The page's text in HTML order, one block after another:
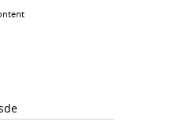
E LEITE
Rural e
na manhã
de
e Leite